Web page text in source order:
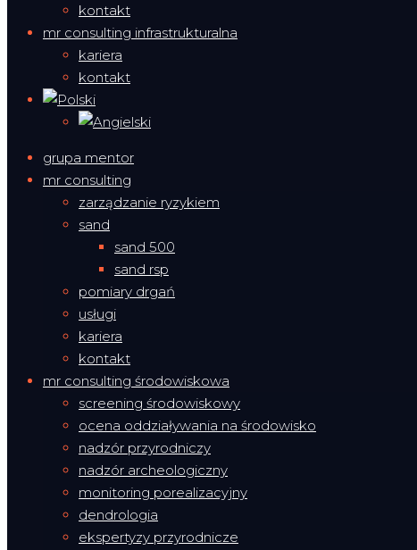
kontakt
mr consulting infrastrukturalna
kariera
kontakt
grupa mentor
mr consulting
zarządzanie ryzykiem
sand
sand 500
sand rsp
pomiary drgań
usługi
kariera
kontakt
mr consulting środowiskowa
screening środowiskowy
ocena oddziaływania na środowisko
nadzór przyrodniczy
nadzór archeologiczny
monitoring porealizacyjny
dendrologia
ekspertyzy przyrodnicze